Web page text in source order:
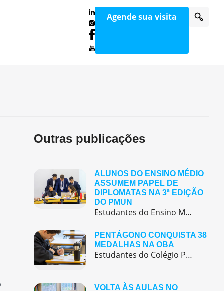
Agende sua visita
Outras publicações
ALUNOS DO ENSINO MÉDIO
ASSUMEM PAPEL DE
DIPLOMATAS NA 3ª EDIÇÃO
DO PMUN
Estudantes do Ensino Médio do Colégio Pentágono protagonizaram uma simulação da ONU, defendendo posições de países em comitês temáticos e vivenciando, na prática, negociações diplomáticas multilíngues.
PENTÁGONO CONQUISTA 38
MEDALHAS NA OBA
Estudantes do Colégio Pentágono conquistam excelente resultado na Olimpíada Brasileira de Astronomia e Astronáutica (OBA) 2025, somando 38 medalhas.
VOLTA ÀS AULAS NO